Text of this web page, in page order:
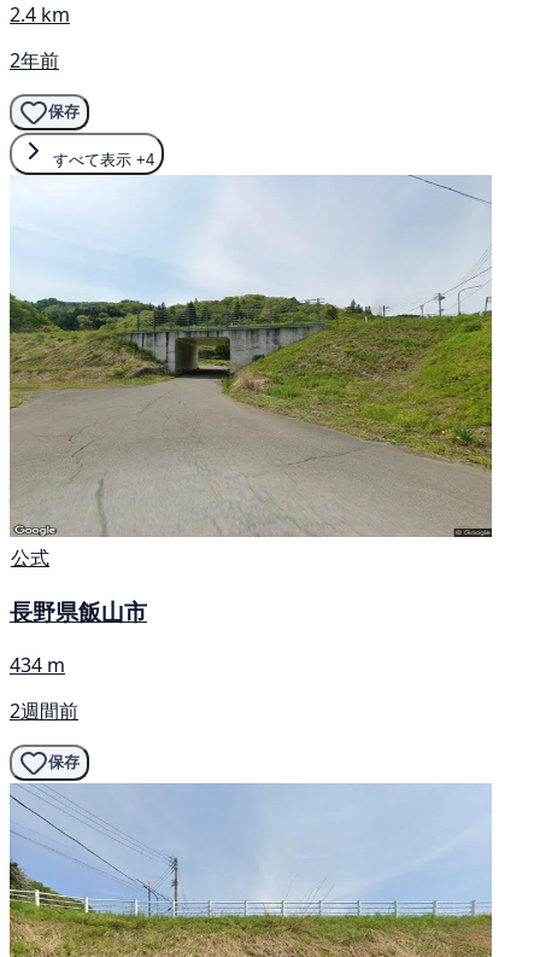
2.4 km
2年前
保存
すべて表示 +4
公式
長野県飯山市
434 m
2週間前
保存